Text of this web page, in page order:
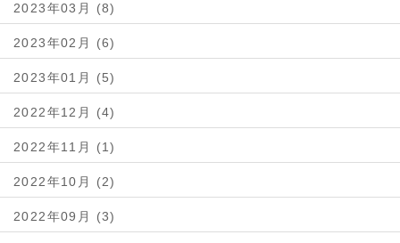
2023年03月 (8)
2023年02月 (6)
2023年01月 (5)
2022年12月 (4)
2022年11月 (1)
2022年10月 (2)
2022年09月 (3)